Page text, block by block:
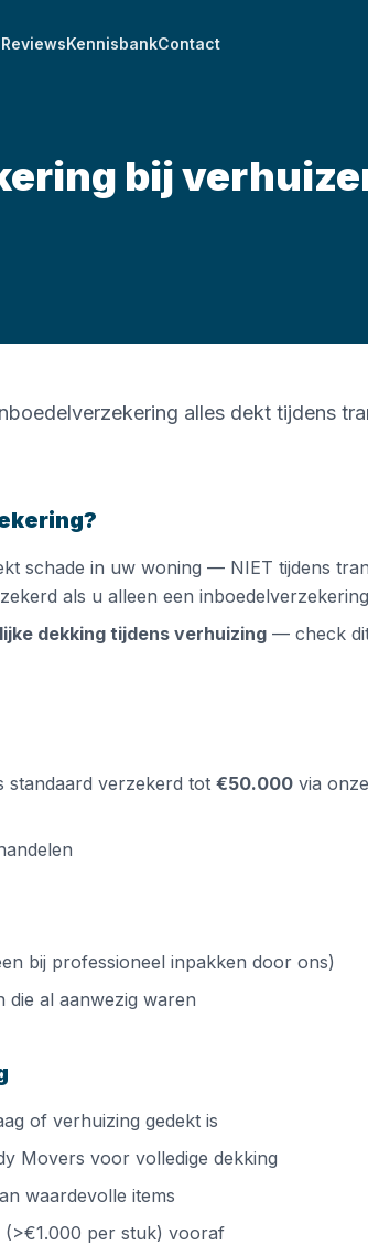
ReviewsKennisbankContact
bij
alles dekt tijdens
schade in uw woning — NIET tijdens
als u alleen een
dekking tijdens verhuizing — check
standaard verzekerd tot €50.000 via onze
bij professioneel inpakken door ons)
die al aanwezig waren
of verhuizing gedekt is
Movers voor volledige dekking
waardevolle items
(>€1.000 per stuk) vooraf